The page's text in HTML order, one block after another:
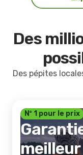
Des
Des pépites
Nº 1 pour le prix